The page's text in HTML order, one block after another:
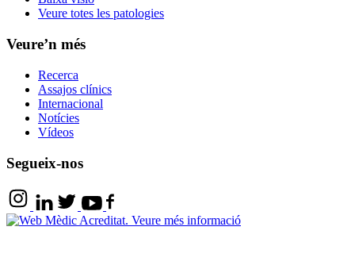
Veure totes les patologies
Veure’n més
Recerca
Assajos clínics
Internacional
Notícies
Vídeos
Segueix-nos